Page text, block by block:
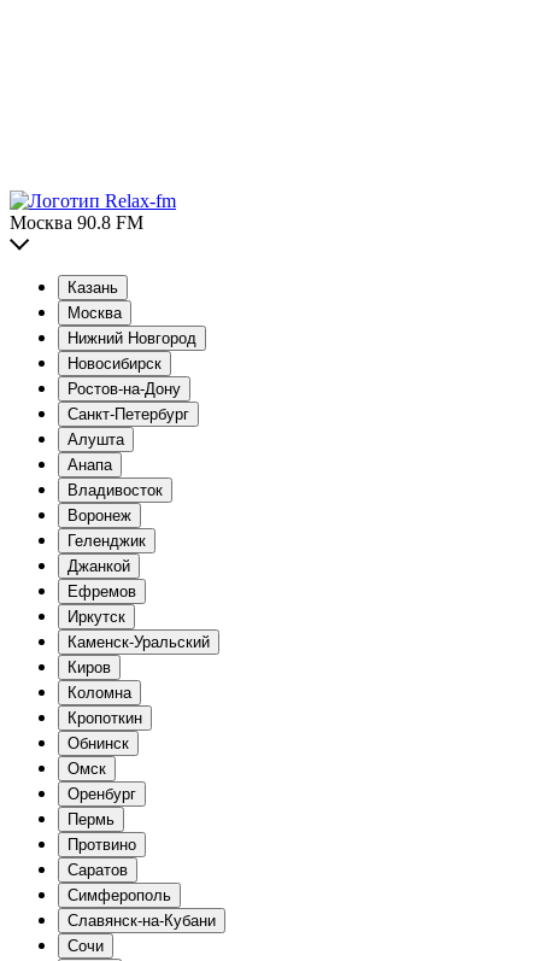
Москва 90.8 FM
Казань
Москва
Нижний Новгород
Новосибирск
Ростов-на-Дону
Санкт-Петербург
Алушта
Анапа
Владивосток
Воронеж
Геленджик
Джанкой
Ефремов
Иркутск
Каменск-Уральский
Киров
Коломна
Кропоткин
Обнинск
Омск
Оренбург
Пермь
Протвино
Саратов
Симферополь
Славянск-на-Кубани
Сочи